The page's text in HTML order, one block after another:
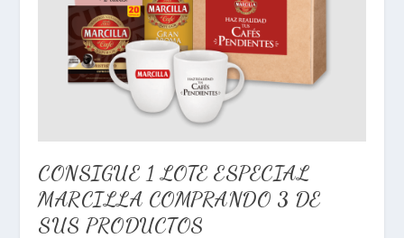
CONSIGUE 1 LOTE ESPECIAL
MARCILLA COMPRANDO 3 DE
SUS PRODUCTOS